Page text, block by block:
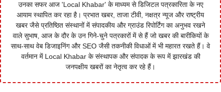
उनका सफर आज 'Local Khabar' के माध्यम से डिजिटल पत्रकारिता के नए
आयाम स्थापित कर रहा है। प्रभात खबर, ताजा टीवी, नक्षत्र न्यूज और राष्ट्रीय
खबर जैसे प्रतिष्ठित संस्थानों में संपादकीय और ग्राउंड रिपोर्टिंग का अनुभव रखने
वाले सुभाष, आज के दौर के उन गिने-चुने पत्रकारों में से हैं जो खबर की बारीकियों के
साथ-साथ वेब डिजाइनिंग और SEO जैसी तकनीकी विधाओं में भी महारत रखते हैं। वे
वर्तमान में Local Khabar के संस्थापक और संपादक के रूप में झारखंड की
जनपक्षीय खबरों का नेतृत्व कर रहे हैं।